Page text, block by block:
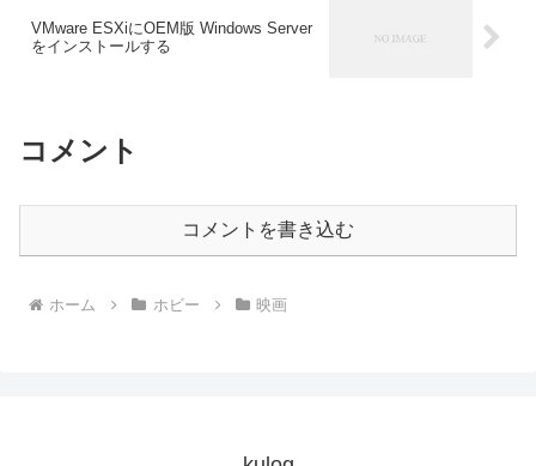
VMware ESXiにOEM版 Windows Server
をインストールする
コメント
コメントを書き込む
ホーム ホビー 映画